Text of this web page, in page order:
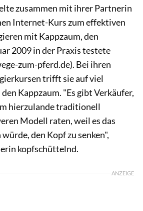
zusammen mit ihrer Partnerin
Internet-Kurs zum effektiven
mit Kappzaum, den
2009 in der Praxis testete
zum-pferd.de). Bei ihren
trifft sie auf viel
Kappzaum. "Es gibt Verkäufer,
hierzulande traditionell
Modell raten, weil es das
den Kopf zu senken",
kopfschüttelnd.
ANZEIGE